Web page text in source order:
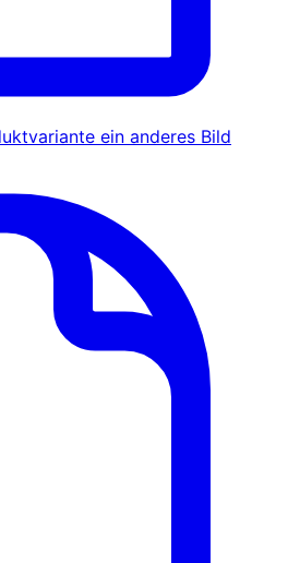
ein anderes Bild